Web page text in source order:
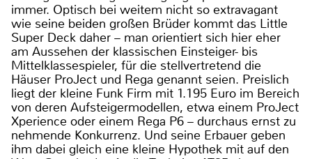
immer. Optisch bei weitem nicht so extravagant
wie seine beiden großen Brüder kommt das Little
Super Deck daher – man orientiert sich hier eher
am Aussehen der klassischen Einsteiger- bis
Mittelklassespieler, für die stellvertretend die
Häuser ProJect und Rega genannt seien. Preislich
liegt der kleine Funk Firm mit 1.195 Euro im Bereich
von deren Aufsteigermodellen, etwa einem ProJect
Xperience oder einem Rega P6 – durchaus ernst zu
nehmende Konkurrenz. Und seine Erbauer geben
ihm dabei gleich eine kleine Hypothek mit auf den